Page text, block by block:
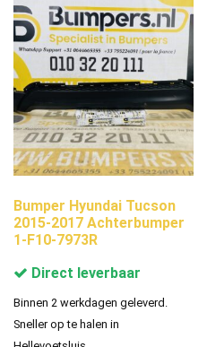
Bumper Hyundai Tucson
2015-2017 Achterbumper
1-F10-7973R
Direct leverbaar
Binnen 2 werkdagen geleverd.
Sneller op te halen in